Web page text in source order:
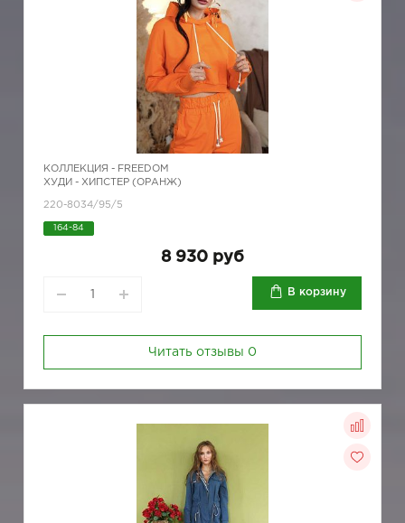
КОЛЛЕКЦИЯ - FREEDOM
ХУДИ - ХИПСТЕР (ОРАНЖ)
220-8034/95/5
164-84
8 930 руб
В корзину
Читать отзывы 0